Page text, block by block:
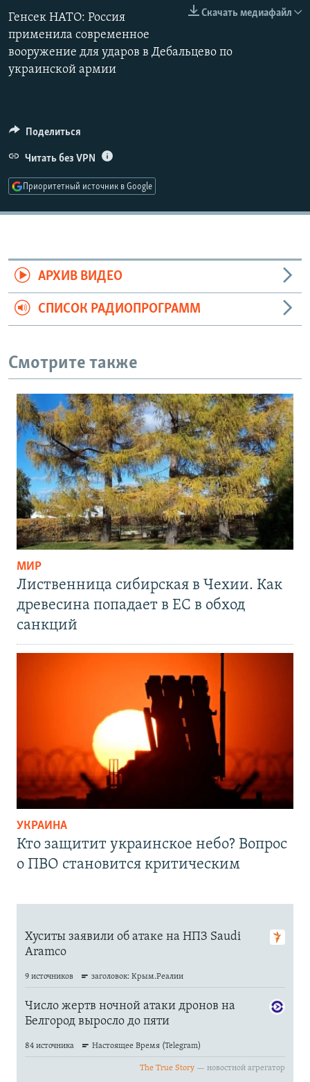
РАСПИСАНИЕ ВЕЩАНИЯ
ПОДПИШИТЕСЬ НА РАССЫЛКУ
СОЦИАЛЬНЫЕ СЕТИ
Скачать медиафайл
Генсек НАТО: Россия
применила современное
вооружение для ударов в Дебальцево по
украинской армии
Поделиться
Читать без VPN
Приоритетный источник в Google
АРХИВ ВИДЕО
СПИСОК РАДИОПРОГРАММ
Смотрите также
МИР
Лиственница сибирская в Чехии. Как
древесина попадает в ЕС в обход
санкций
УКРАИНА
Кто защитит украинское небо? Вопрос
о ПВО становится критическим